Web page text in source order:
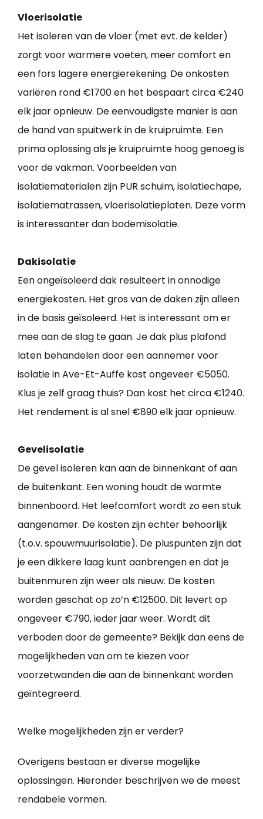
Vloerisolatie
Het isoleren van de vloer (met evt. de kelder)
zorgt voor warmere voeten, meer comfort en
een fors lagere energierekening. De onkosten
variëren rond €1700 en het bespaart circa €240
elk jaar opnieuw. De eenvoudigste manier is aan
de hand van spuitwerk in de kruipruimte. Een
prima oplossing als je kruipruimte hoog genoeg is
voor de vakman. Voorbeelden van
isolatiematerialen zijn PUR schuim, isolatiechape,
isolatiematrassen, vloerisolatieplaten. Deze vorm
is interessanter dan bodemisolatie.
Dakisolatie
Een ongeïsoleerd dak resulteert in onnodige
energiekosten. Het gros van de daken zijn alleen
in de basis geïsoleerd. Het is interessant om er
mee aan de slag te gaan. Je dak plus plafond
laten behandelen door een aannemer voor
isolatie in Ave-Et-Auffe kost ongeveer €5050.
Klus je zelf graag thuis? Dan kost het circa €1240.
Het rendement is al snel €890 elk jaar opnieuw.
Gevelisolatie
De gevel isoleren kan aan de binnenkant of aan
de buitenkant. Een woning houdt de warmte
binnenboord. Het leefcomfort wordt zo een stuk
aangenamer. De kosten zijn echter behoorlijk
(t.o.v. spouwmuurisolatie). De pluspunten zijn dat
je een dikkere laag kunt aanbrengen en dat je
buitenmuren zijn weer als nieuw. De kosten
worden geschat op zo’n €12500. Dit levert op
ongeveer €790, ieder jaar weer. Wordt dit
verboden door de gemeente? Bekijk dan eens de
mogelijkheden van om te kiezen voor
voorzetwanden die aan de binnenkant worden
geïntegreerd.
Welke mogelijkheden zijn er verder?
Overigens bestaan er diverse mogelijke
oplossingen. Hieronder beschrijven we de meest
rendabele vormen.